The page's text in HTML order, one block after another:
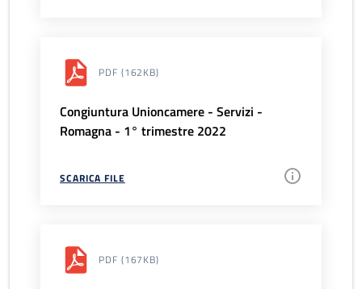
PDF (162KB)
Congiuntura Unioncamere - Servizi -
Romagna - 1° trimestre 2022
SCARICA FILE
PDF (167KB)